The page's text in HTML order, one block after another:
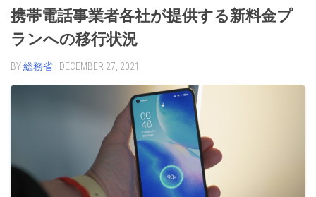
携帯電話事業者各社が提供する新料金プ
ランへの移行状況
BY総務省 · DECEMBER 27, 2021